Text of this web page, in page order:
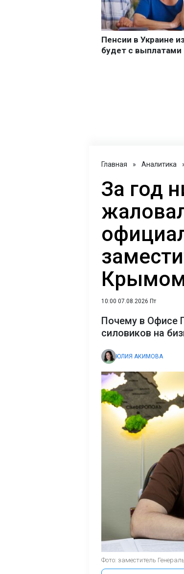
Главная » Аналитика
За год
10:00 07.08.2026 Пт
Почему в Офисе
силовиков на
ЮЛИЯ АКИМОВА
Фото: заместитель